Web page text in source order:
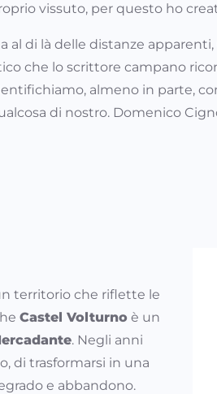
vissuto, per questo ho
al di là delle distanze
che lo scrittore campano
almeno in parte,
di nostro. Domenico
territorio che riflette le
Castel Volturno è un
. Negli anni
di trasformarsi in una
e abbandono.